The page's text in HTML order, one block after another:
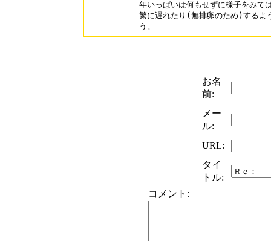
年いっぱいは何もせずに様子をみて
繁に遅れたり(無排卵のため)するよ
う。
お名
前:
メー
ル:
URL:
タイ
トル:
コメント: